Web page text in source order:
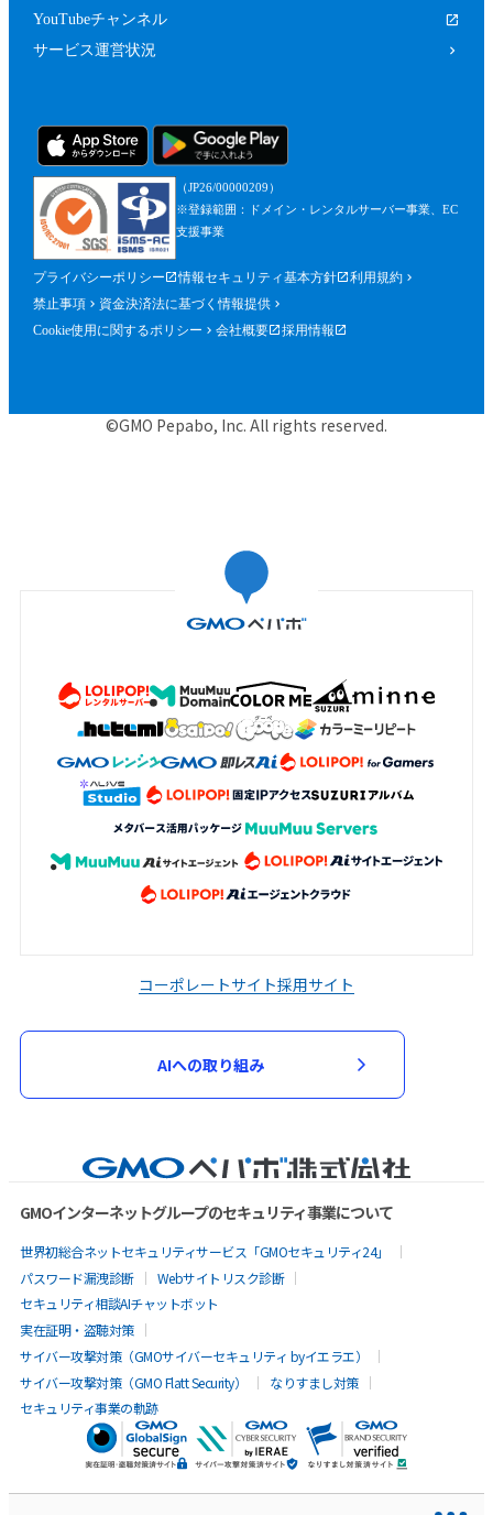
YouTubeチャンネル
サービス運営状況
（JP26/00000209）
※登録範囲：ドメイン・レンタルサーバー事業、EC
支援事業
プライバシーポリシー 情報セキュリティ基本方針
利用規約
禁止事項
資金決済法に基づく情報提供
Cookie使用に関するポリシー
会社概要 採用情報
©GMO Pepabo, Inc. All rights reserved.
コーポレートサイト採用サイト
AIへの取り組み
GMOインターネットグループのセキュリティ事業について
世界初総合ネットセキュリティサービス「GMOセキュリティ24」
パスワード漏洩診断
Webサイトリスク診断
セキュリティ相談AIチャットボット
実在証明・盗聴対策
サイバー攻撃対策（GMOサイバーセキュリティ byイエラエ）
サイバー攻撃対策（GMO Flatt Security）
なりすまし対策
セキュリティ事業の軌跡